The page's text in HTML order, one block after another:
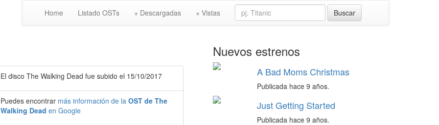
Home Listado OSTs + Descargadas + Vistas
El disco The Walking Dead fue subido el 15/10/2017
Puedes encontrar más información de la OST de The
Walking Dead en Google
Nuevos estrenos
A Bad Moms Christmas
Publicada hace 9 años.
Just Getting Started
Publicada hace 9 años.